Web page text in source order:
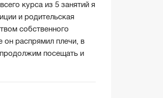
курса из 5 занятий я
и родительская
собственного
он распрямил плечи, в
посещать и